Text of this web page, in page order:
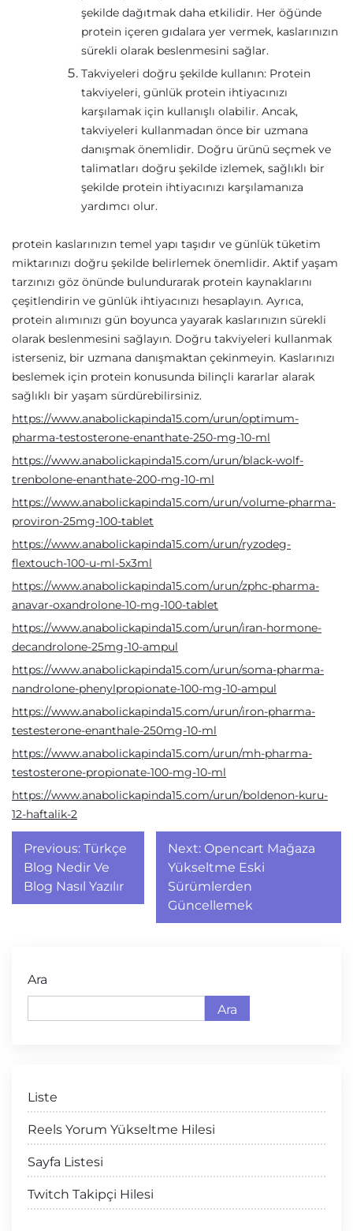
şekilde dağıtmak daha etkilidir. Her öğünde
protein içeren gıdalara yer vermek, kaslarınızın
sürekli olarak beslenmesini sağlar.
Takviyeleri doğru şekilde kullanın: Protein
takviyeleri, günlük protein ihtiyacınızı
karşılamak için kullanışlı olabilir. Ancak,
takviyeleri kullanmadan önce bir uzmana
danışmak önemlidir. Doğru ürünü seçmek ve
talimatları doğru şekilde izlemek, sağlıklı bir
şekilde protein ihtiyacınızı karşılamanıza
yardımcı olur.
protein kaslarınızın temel yapı taşıdır ve günlük tüketim
miktarınızı doğru şekilde belirlemek önemlidir. Aktif yaşam
tarzınızı göz önünde bulundurarak protein kaynaklarını
çeşitlendirin ve günlük ihtiyacınızı hesaplayın. Ayrıca,
protein alımınızı gün boyunca yayarak kaslarınızın sürekli
olarak beslenmesini sağlayın. Doğru takviyeleri kullanmak
isterseniz, bir uzmana danışmaktan çekinmeyin. Kaslarınızı
beslemek için protein konusunda bilinçli kararlar alarak
sağlıklı bir yaşam sürdürebilirsiniz.
https://www.anabolickapinda15.com/urun/optimum-
pharma-testosterone-enanthate-250-mg-10-ml
https://www.anabolickapinda15.com/urun/black-wolf-
trenbolone-enanthate-200-mg-10-ml
https://www.anabolickapinda15.com/urun/volume-pharma-
proviron-25mg-100-tablet
https://www.anabolickapinda15.com/urun/ryzodeg-
flextouch-100-u-ml-5x3ml
https://www.anabolickapinda15.com/urun/zphc-pharma-
anavar-oxandrolone-10-mg-100-tablet
https://www.anabolickapinda15.com/urun/iran-hormone-
decandrolone-25mg-10-ampul
https://www.anabolickapinda15.com/urun/soma-pharma-
nandrolone-phenylpropionate-100-mg-10-ampul
https://www.anabolickapinda15.com/urun/iron-pharma-
testesterone-enanthale-250mg-10-ml
https://www.anabolickapinda15.com/urun/mh-pharma-
testosterone-propionate-100-mg-10-ml
https://www.anabolickapinda15.com/urun/boldenon-kuru-
12-haftalik-2
Yazı
gezinmesi
Previous: Türkçe
Blog Nedir Ve
Blog Nasıl Yazılır
Next: Opencart Mağaza
Yükseltme Eski
Sürümlerden
Güncellemek
Ara
Ara
Liste
Reels Yorum Yükseltme Hilesi
Sayfa Listesi
Twitch Takipçi Hilesi